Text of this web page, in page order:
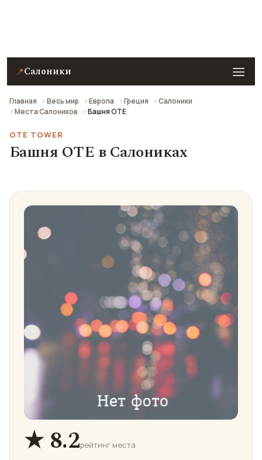
📍Салоники
Главная Весь мир Европа Греция
Салоники
Места Салоников
Башня OTE
OTE TOWER
Башня OTE в Салониках
★ 8.2рейтинг места